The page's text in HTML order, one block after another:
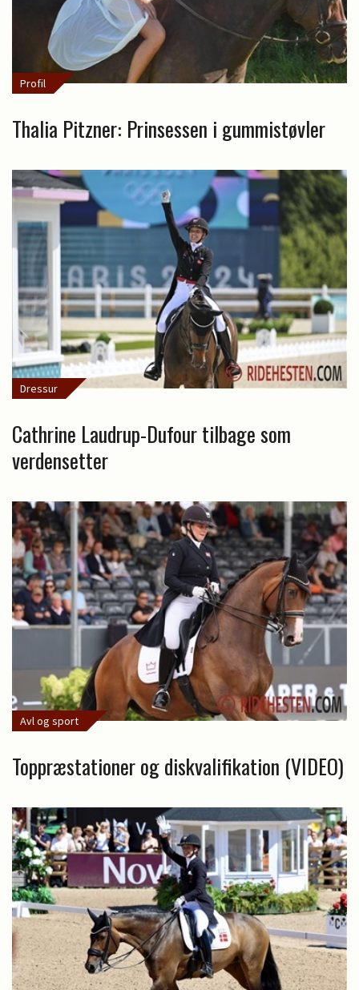
Profil
Thalia Pitzner: Prinsessen i gummistøvler
Dressur
Cathrine Laudrup-Dufour tilbage som
verdensetter
Avl og sport
Toppræstationer og diskvalifikation (VIDEO)